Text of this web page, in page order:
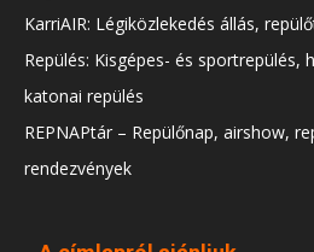
KarriAIR: Légiközlekedés állás,
Repülés: Kisgépes- és sportrepülés,
katonai repülés
REPNAPtár – Repülőnap, airshow,
rendezvények